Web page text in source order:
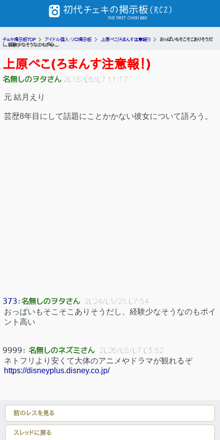
チェキ掲示板TOP アイドル個人・ソロ掲示板 上原ぺこ(ろまんす注意報！)
おっぱいもそこそこありそうだ
し、経験少なそうなのもポ�...
上原ぺこ(ろまんす注意報！)
名無しのヲタさん 2018/06/07 11:17
元 結月えり
芸歴8年目にして話題にことかかない彼女について語ろう。
373 ：名無しのヲタさん 2024/05/25 07:54
おっぱいもそこそこありそうだし、経験少なそうなのもポイ
ント高い
9999 ： 名無しのネズミさん 2026/08/07 03:52
ネトフリより安くて大体のアニメやドラマが観れるぞ
https://disneyplus.disney.co.jp/
前のレスを見る
スレッドに戻る